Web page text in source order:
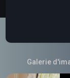
Galerie